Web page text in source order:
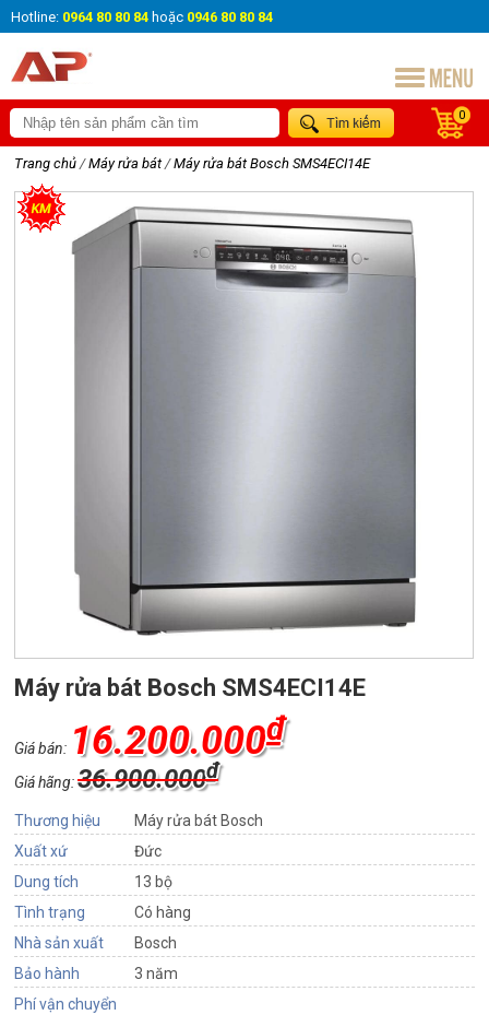
Hotline: 0964 80 80 84 hoặc 0946 80 80 84
0
Trang chủ / Máy rửa bát / Máy rửa bát Bosch SMS4ECI14E
Máy rửa bát Bosch SMS4ECI14E
Giá bán: 16.200.000₫
Giá hãng:36.900.000₫
Thương hiệu
Máy rửa bát Bosch
Xuất xứ
Đức
Dung tích
13 bộ
Tình trạng
Có hàng
Nhà sản xuất
Bosch
Bảo hành
3 năm
Phí vận chuyển